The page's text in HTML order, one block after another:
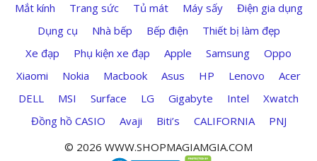
Mắt kính
Trang sức Tủ mát Máy sấy
Điện gia dụng
Dụng cụ
Nhà bếp Bếp điện
Thiết bị làm đẹp
Xe đạp
Phụ kiện xe đạp Apple Samsung
Oppo
Xiaomi
Nokia Macbook Asus HP Lenovo
Acer
DELL
MSI Surface LG Gigabyte Intel
Xwatch
Đồng hồ CASIO
Avaji Biti’s CALIFORNIA
PNJ
© 2026 WWW.SHOPMAGIAMGIA.COM